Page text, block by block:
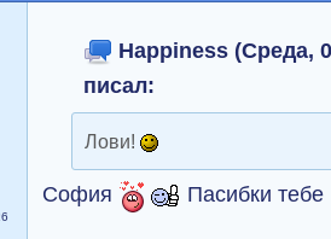
Happiness (Среда,
писал:
Лови!
София Пасибки